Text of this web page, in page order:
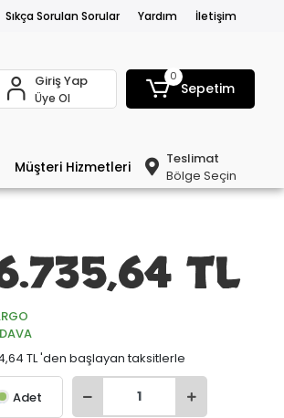
Sıkça Sorulan Sorular Yardım İletişim
Giriş Yap
Üye Ol
0
Sepetim
Müşteri Hizmetleri
Teslimat
Bölge Seçin
TL
TL 'den başlayan taksitlerle
Adet